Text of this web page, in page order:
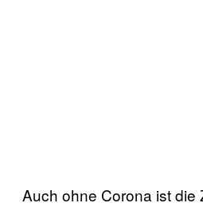
Auch ohne Corona ist die